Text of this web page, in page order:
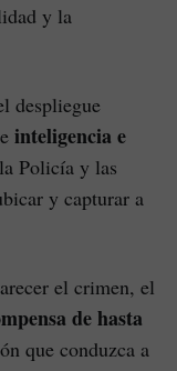
y la
despliegue
inteligencia e
Policía y las
y capturar a
el crimen, el
de hasta
que conduzca a